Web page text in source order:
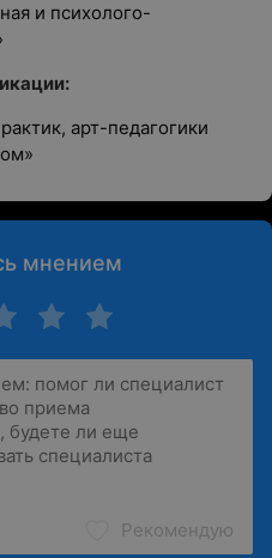
и психолого-
арт-педагогики
мнением
Рекомендую